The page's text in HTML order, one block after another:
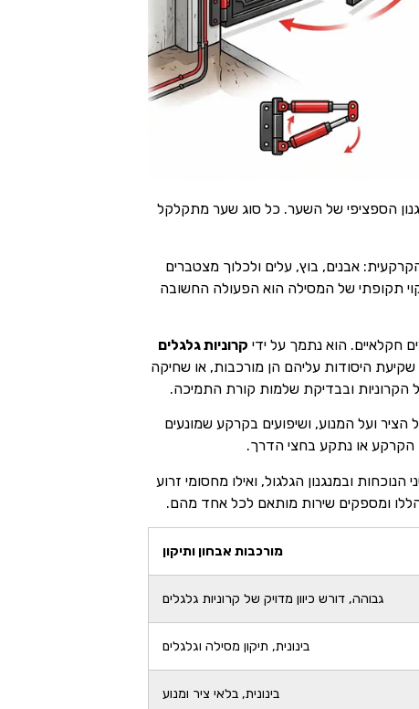
הספציפי של השער. כל סוג שער מתקלקל
אבנים, בוץ, עלים ולכלוך מצטברים
תקופתי של המסילה הוא הפעולה החשובה
חקלאיים. הוא נתמך על ידי קרוניות גלגלים
שקיעת היסודות עליהם הן מורכבות, או שחיקה
הקרוניות ובבדיקת שלמות קורת התמיכה.
ועל המנוע, ושיפועים בקרקע שמונעים
או נתקע בחצי הדרך.
ובמנגנון הגלגול, ואילו מחסומי זרוע
הללו ומספקים שירות מותאם לכל אחד מהם.
מורכבות אבחון ותיקון
גבוהה, דורש כיוון מדויק של קרוניות גלגלים
בינונית, תיקון מסילה וגלגלים
בינונית, בלאי ציר ומנוע